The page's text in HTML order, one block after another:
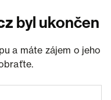
byl ukončen
a máte zájem o jeho